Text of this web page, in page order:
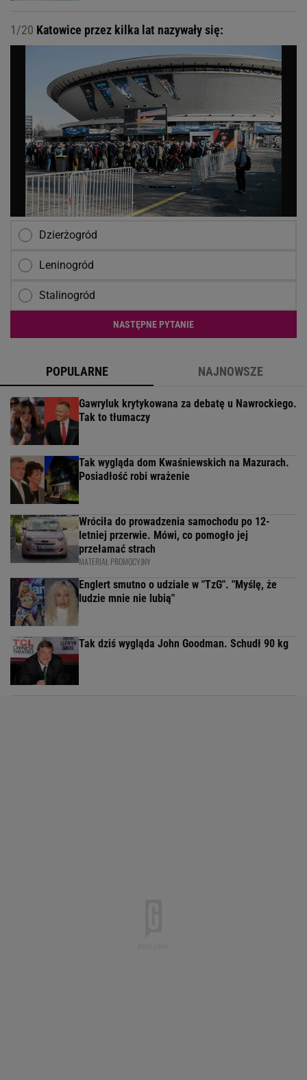
1/20 Katowice przez kilka lat nazywały się:
Dzierżogród
Leninogród
Stalinogród
NASTĘPNE PYTANIE
POPULARNE NAJNOWSZE
Gawryluk krytykowana za debatę u Nawrockiego.
Tak to tłumaczy
Tak wygląda dom Kwaśniewskich na Mazurach.
Posiadłość robi wrażenie
Wróciła do prowadzenia samochodu po 12-
letniej przerwie. Mówi, co pomogło jej
przełamać strach
MATERIAŁ PROMOCYJNY
Englert smutno o udziale w "TzG". "Myślę, że
ludzie mnie nie lubią"
Tak dziś wygląda John Goodman. Schudł 90 kg